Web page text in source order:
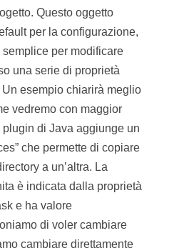
Questo oggetto
per la configurazione,
per modificare
una serie di proprietà
esempio chiarirà meglio
vedremo con maggior
di Java aggiunge un
che permette di copiare
a un’altra. La
è indicata dalla proprietà
e ha valore
di voler cambiare
cambiare direttamente